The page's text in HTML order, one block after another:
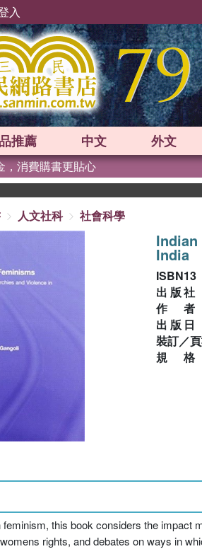
入
推薦 中文 外文
，消費購書更貼心
人文社科 社會科學
India
ISBN13
出版社
作者
出版日
裝訂／
規格
this book considers the impact
rights, and debates on ways in